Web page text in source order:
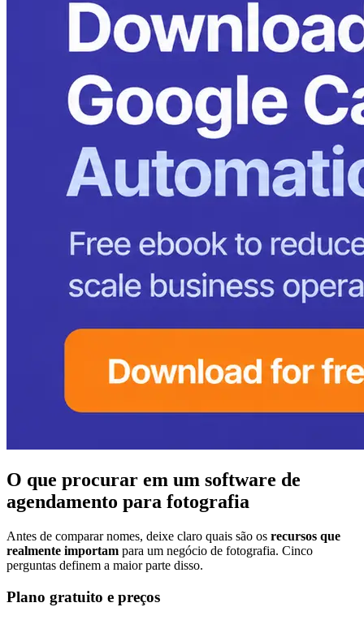
O que procurar em um software de
agendamento para fotografia
Antes de comparar nomes, deixe claro quais são os recursos que
realmente importam para um negócio de fotografia. Cinco
perguntas definem a maior parte disso.
Plano gratuito e preços